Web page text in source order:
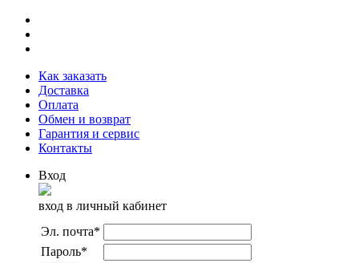
Как заказать
Доставка
Оплата
Обмен и возврат
Гарантия и сервис
Контакты
Вход
вход в личный кабинет
Эл. почта*
Пароль*